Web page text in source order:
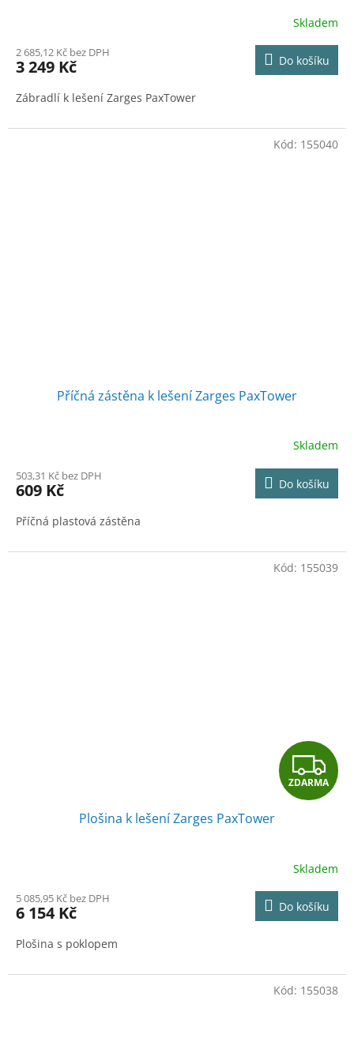
R
M
A
Skladem
2 685,12 Kč bez DPH
3 249 Kč Do košíku
Zábradlí k lešení Zarges PaxTower
Příčná zástěna k lešení Zarges PaxTower
Skladem
503,31 Kč bez DPH
609 Kč Do košíku
Příčná plastová zástěna
Kód: 155040
Z
D
R
M
A
ZDARMA
Plošina k lešení Zarges PaxTower
Skladem
5 085,95 Kč bez DPH
6 154 Kč Do košíku
Plošina s poklopem
Kód: 155039
Kód: 155038